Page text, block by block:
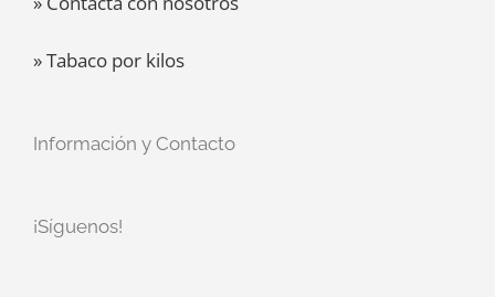
» Tabaco por kilos
Información y Contacto
¡Síguenos!